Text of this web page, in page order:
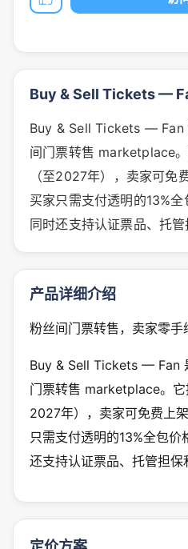
Buy & Sell Tickets —
Buy & Sell Tickets — Fan
间门票转售 marketplace
（至2027年），卖家可免
买家只需支付透明的13%全
同时还支持认证票品、托管
产品详细介绍
粉丝间门票转售，卖家零手
Buy & Sell Tickets — Fan
门票转售 marketplace。
2027年），卖家可免费上
只需支付透明的13%全包
还支持认证票品、托管担保